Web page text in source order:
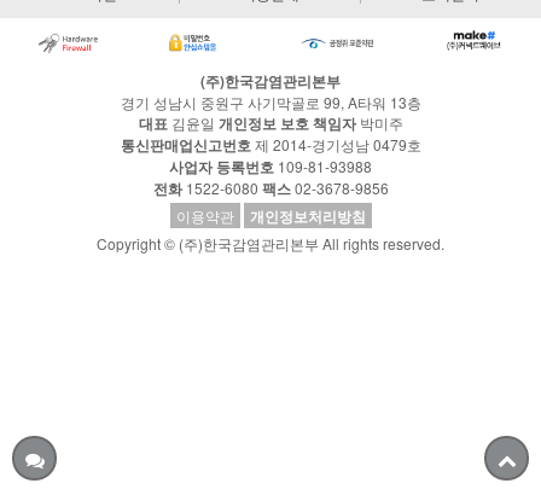
(주)한국감염관리본부
경기 성남시 중원구 사기막골로 99, A타워 13층
대표 김윤일 개인정보 보호 책임자박미주
통신판매업신고번호 제 2014-경기성남 0479호
사업자 등록번호 109-81-93988
전화1522-6080 팩스02-3678-9856
이용약관
개인정보처리방침
Copyright © (주)한국감염관리본부 All rights reserved.